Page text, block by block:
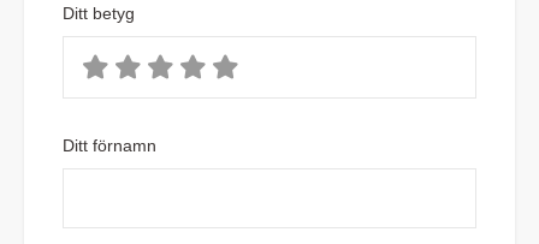
Ditt betyg
Ditt förnamn